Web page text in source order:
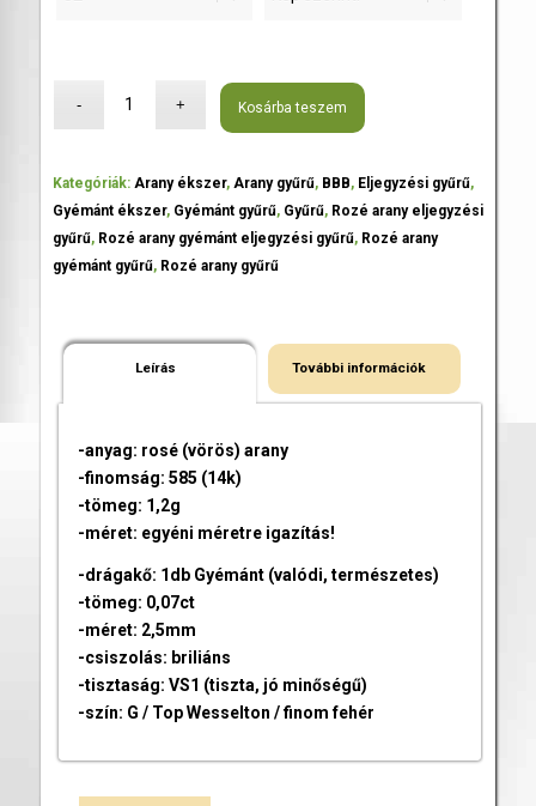
Kosárba teszem
Kategóriák: Arany ékszer, Arany gyűrű, BBB, Eljegyzési gyűrű,
Gyémánt ékszer, Gyémánt gyűrű, Gyűrű, Rozé arany eljegyzési
gyűrű, Rozé arany gyémánt eljegyzési gyűrű, Rozé arany
gyémánt gyűrű, Rozé arany gyűrű
Leírás További információk
-anyag: rosé (vörös) arany
-finomság: 585 (14k)
-tömeg: 1,2g
-méret: egyéni méretre igazítás!
-drágakő: 1db Gyémánt (valódi, természetes)
-tömeg: 0,07ct
-méret: 2,5mm
-csiszolás: briliáns
-tisztaság: VS1 (tiszta, jó minőségű)
-szín: G / Top Wesselton / finom fehér